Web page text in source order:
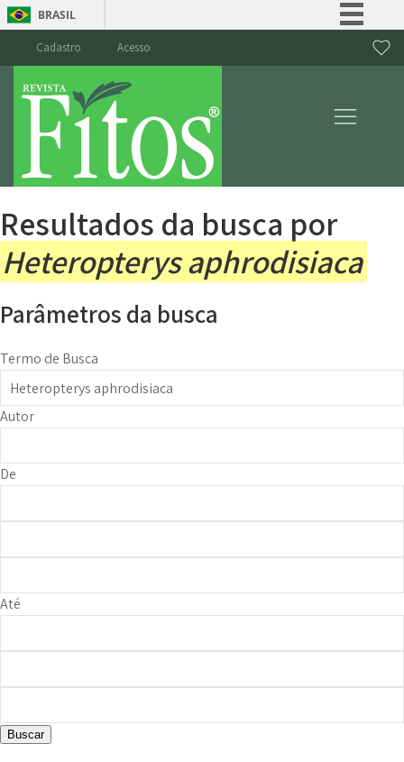
BRASIL
Canais
Cadastro Acesso
Resultados da busca por
Heteropterys aphrodisiaca
Parâmetros da busca
Termo de Busca
Autor
De
Até
Buscar